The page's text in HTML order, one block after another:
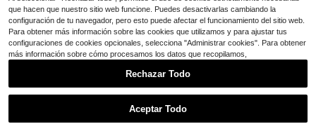
Ahorro de $0.81
PETSIN 1 pieza Ropa adorable para
a para primavera/otoño con diseño
de botón a presión, para perros y ga
700+ vendidos
1
que hacen que nuestro sitio web funcione. Puedes desactivarlas cambiando la
configuración de tu navegador, pero esto puede afectar el funcionamiento del sitio web.
Para obtener más información sobre las cookies que utilizamos y para ajustar tus
configuraciones de cookies opcionales, selecciona "Administrar cookies". Para obtener
más información sobre cómo procesamos los datos que recopilamos,
Rechazar Todo
Aceptar Todo